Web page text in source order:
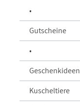
•
Gutscheine
•
Geschenkideen
Kuscheltiere